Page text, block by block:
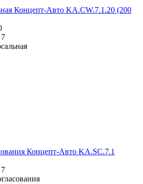
Концепт-Авто KA.CW.7.1.20 (200
7
Концепт-Авто KA.SC.7.1
7